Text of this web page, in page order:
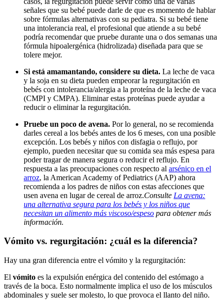
señales que su bebé puede darle de que es momento de hablar
sobre fórmulas alternativas con su pediatra. Si su bebé tiene
una intolerancia real, el profesional que atiende a su bebé
podría recomendar que pruebe durante una o dos semanas una
fórmula hipoalergénica (hidrolizada) diseñada para que se
tolere mejor.
Si está amamantando, considere su dieta. La leche de vaca
y la soja en su dieta pueden empeorar la regurgitación en
bebés con intolerancia/alergia a la proteína de la leche de vaca
(CMPI y CMPA). Eliminar estas proteínas puede ayudar a
reducir o eliminar la regurgitación.
Pruebe un poco de avena. Por lo general, no se recomienda
darles cereal a los bebés antes de los 6 meses, con una posible
excepción. Los bebés y niños con disfagia o reflujo, por
ejemplo, pueden necesitar que su comida sea más espesa para
poder tragar de manera segura o reducir el reflujo. En
respuesta a las preocupaciones con respecto al arsénico en el
arroz, la American Academy of Pediatrics (AAP) ahora
recomienda a los padres de niños con estas afecciones que
usen avena en lugar de cereal de arroz.Consulte La avena:
una alternativa segura para los bebés y los niños que
necesitan un alimento más viscoso/espeso para obtener más
información.
Vómito vs. regurgitación: ¿cuál es la diferencia?
Hay una gran diferencia entre el vómito y la regurgitación:
El vómito es la expulsión enérgica del contenido del estómago a
través de la boca. Esto normalmente implica el uso de los músculos
abdominales y suele ser molesto, lo que provoca el llanto del niño.